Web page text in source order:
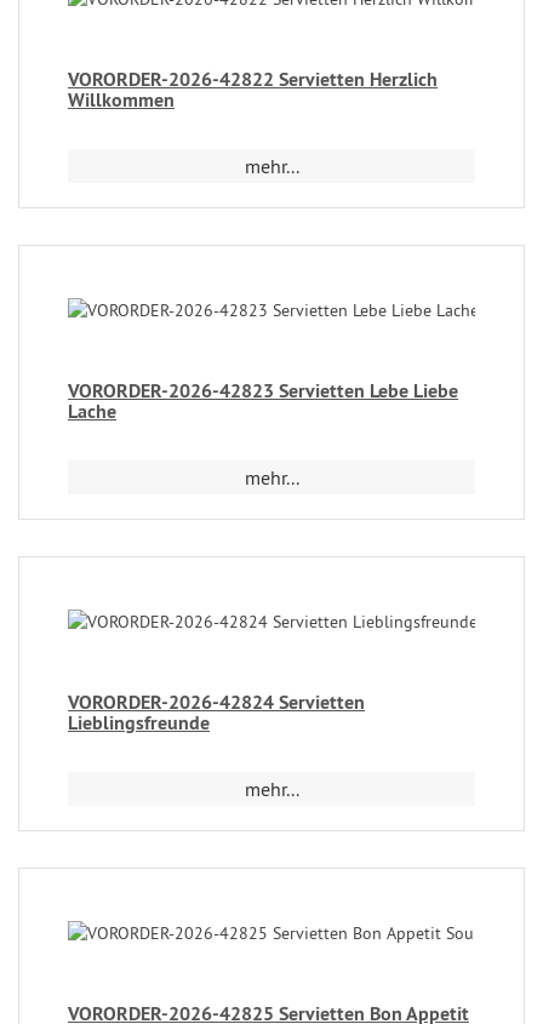
VORORDER-2026-42822 Servietten Herzlich
Willkommen
mehr...
VORORDER-2026-42823 Servietten Lebe Liebe
Lache
mehr...
VORORDER-2026-42824 Servietten
Lieblingsfreunde
mehr...
VORORDER-2026-42825 Servietten Bon Appetit